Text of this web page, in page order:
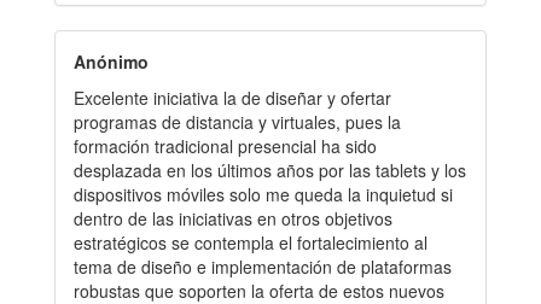
Anónimo
Excelente iniciativa la de diseñar y ofertar
programas de distancia y virtuales, pues la
formación tradicional presencial ha sido
desplazada en los últimos años por las tablets y los
dispositivos móviles solo me queda la inquietud si
dentro de las iniciativas en otros objetivos
estratégicos se contempla el fortalecimiento al
tema de diseño e implementación de plataformas
robustas que soporten la oferta de estos nuevos